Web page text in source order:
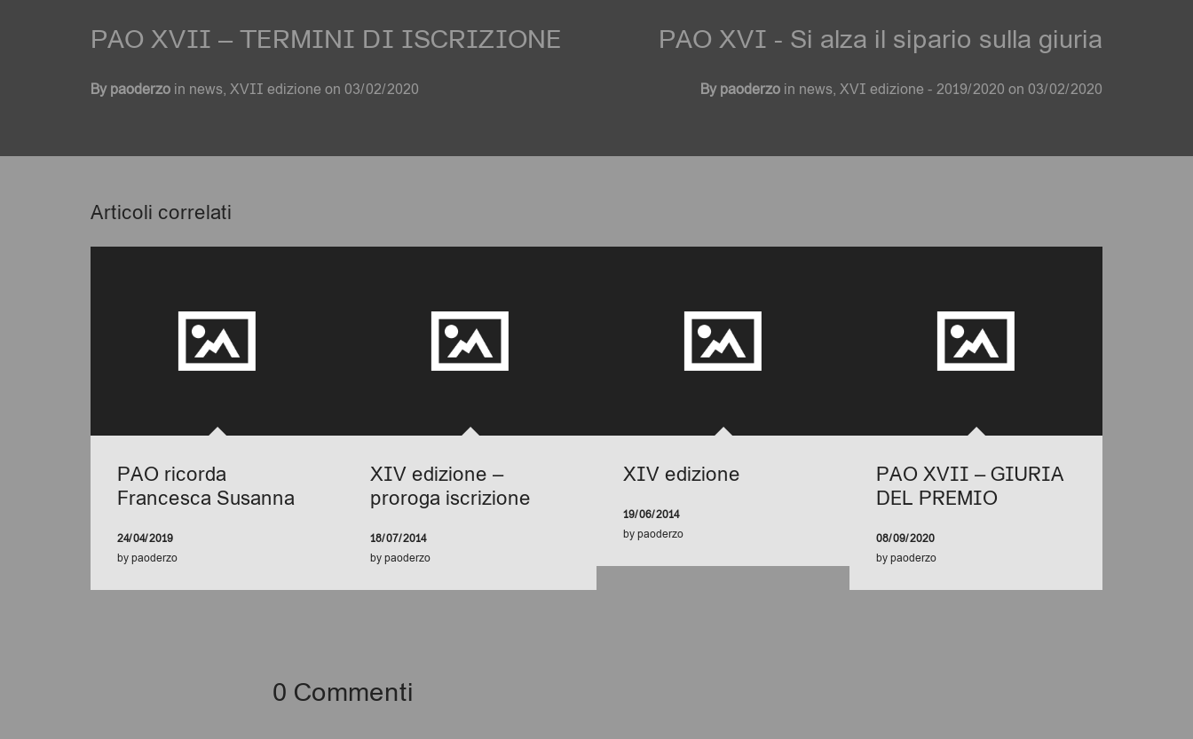
PAO XVI - Si alza il sipario sulla giuria
By paoderzo in news XVI edizione - 2019/2020 on 03/02/2020
PAO XVII – TERMINI DI ISCRIZIONE
By paoderzo in news XVII edizione on 03/02/2020
Articoli correlati
PAO ricorda
Francesca Susanna
24/04/2019
by paoderzo
XIV edizione –
proroga iscrizione
18/07/2014
by paoderzo
XIV edizione
19/06/2014
by paoderzo
PAO XVII – GIURIA
DEL PREMIO
08/09/2020
by paoderzo
0 Commenti